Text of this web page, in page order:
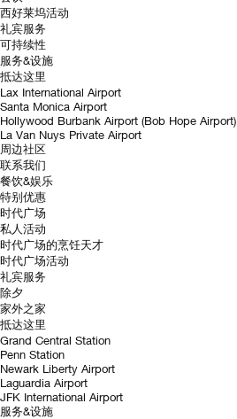
西好莱坞活动
礼宾服务
可持续性
服务&设施
抵达这里
Lax International Airport
Santa Monica Airport
Hollywood Burbank Airport (Bob Hope Airport)
La Van Nuys Private Airport
周边社区
联系我们
餐饮&娱乐
特别优惠
时代广场
私人活动
时代广场的烹饪天才
时代广场活动
礼宾服务
除夕
家外之家
抵达这里
Grand Central Station
Penn Station
Newark Liberty Airport
Laguardia Airport
JFK International Airport
服务&设施